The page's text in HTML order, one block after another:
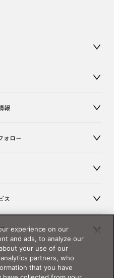
報
ォロー
ス
experience on our
and ads, to analyze our
your use of our
partners, who
that you have